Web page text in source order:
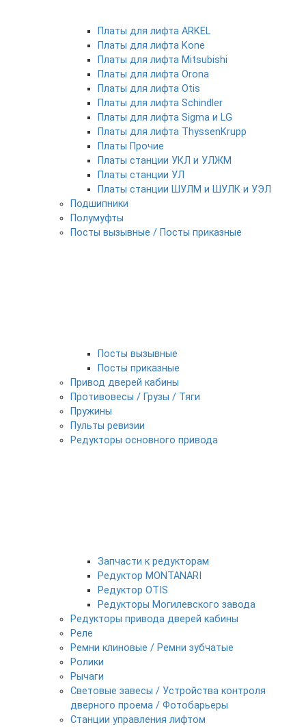
Платы для лифта ARKEL
Платы для лифта Kone
Платы для лифта Mitsubishi
Платы для лифта Orona
Платы для лифта Otis
Платы для лифта Schindler
Платы для лифта Sigma и LG
Платы для лифта ThyssenKrupp
Платы Прочие
Платы станции УКЛ и УЛЖМ
Платы станции УЛ
Платы станции ШУЛМ и ШУЛК и УЭЛ
Подшипники
Полумуфты
Посты вызывные / Посты приказные
Посты вызывные
Посты приказные
Привод дверей кабины
Противовесы / Грузы / Тяги
Пружины
Пульты ревизии
Редукторы основного привода
Запчасти к редукторам
Редуктор MONTANARI
Редуктор OTIS
Редукторы Могилевского завода
Редукторы привода дверей кабины
Реле
Ремни клиновые / Ремни зубчатые
Ролики
Рычаги
Световые завесы / Устройства контроля
дверного проема / Фотобарьеры
Станции управления лифтом